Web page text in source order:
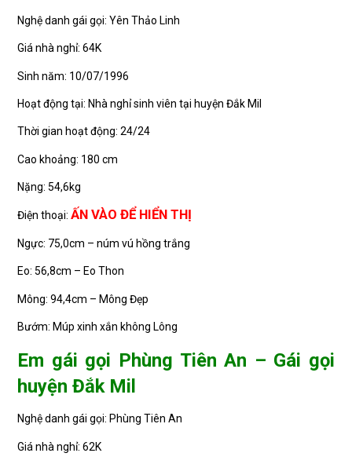
Nghệ danh gái gọi: Yên Thảo Linh
Giá nhà nghỉ: 64K
Sinh năm: 10/07/1996
Hoạt động tại: Nhà nghỉ sinh viên tại huyện Đắk Mil
Thời gian hoạt động: 24/24
Cao khoảng: 180 cm
Nặng: 54,6kg
Điện thoại:ẤN VÀO ĐỂ HIỂN THỊ
Ngực: 75,0cm – núm vú hồng trắng
Eo: 56,8cm – Eo Thon
Mông: 94,4cm – Mông Đẹp
Bướm: Múp xinh xắn không Lông
Em gái gọi Phùng Tiên An – Gái gọi
huyện Đắk Mil
Nghệ danh gái gọi: Phùng Tiên An
Giá nhà nghỉ: 62K